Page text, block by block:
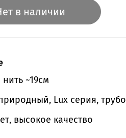
в наличии
~19см
Lux серия,
высокое качество